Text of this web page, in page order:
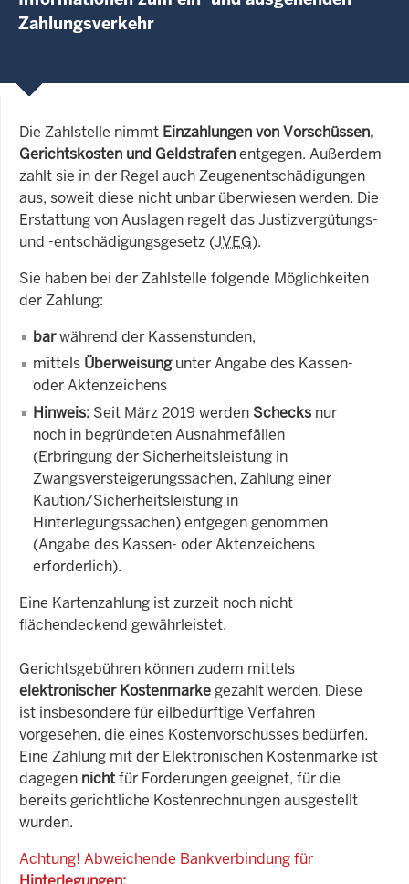
Zahlungsverkehr
Die Zahlstelle nimmt Einzahlungen von Vorschüssen,
Gerichtskosten und Geldstrafenentgegen. Außerdem
zahlt sie in der Regel auch Zeugenentschädigungen
aus, soweit diese nicht unbar überwiesen werden. Die
Erstattung von Auslagen regelt das Justizvergütungs-
und -entschädigungsgesetz (JVEG).
Sie haben bei der Zahlstelle folgende Möglichkeiten
der Zahlung:
barwährend der Kassenstunden,
mittels Überweisungunter Angabe des Kassen-
oder Aktenzeichens
Hinweis: Seit März 2019 werden Schecks nur
noch in begründeten Ausnahmefällen
(Erbringung der Sicherheitsleistung in
Zwangsversteigerungssachen, Zahlung einer
Kaution/Sicherheitsleistung in
Hinterlegungssachen) entgegen genommen
(Angabe des Kassen- oder Aktenzeichens
erforderlich).
Eine Kartenzahlung ist zurzeit noch nicht
flächendeckend gewährleistet.
Gerichtsgebühren können zudem mittels
elektronischer Kostenmarkegezahlt werden. Diese
ist insbesondere für eilbedürftige Verfahren
vorgesehen, die eines Kostenvorschusses bedürfen.
Eine Zahlung mit der Elektronischen Kostenmarke ist
dagegen nichtfür Forderungen geeignet, für die
bereits gerichtliche Kostenrechnungen ausgestellt
wurden.
Achtung! Abweichende Bankverbindung für